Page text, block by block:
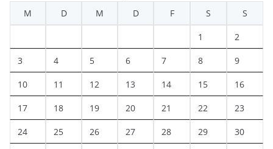
M
D M D F S S
1 2
3 4 5 6 7 8 9
10 11 12 13 14 15 16
17 18 19 20 21 22 23
24 25 26 27 28 29 30